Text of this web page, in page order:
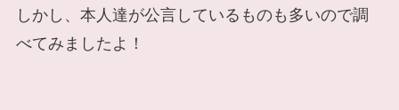
しかし、本人達が公言しているものも多いので調
べてみましたよ！